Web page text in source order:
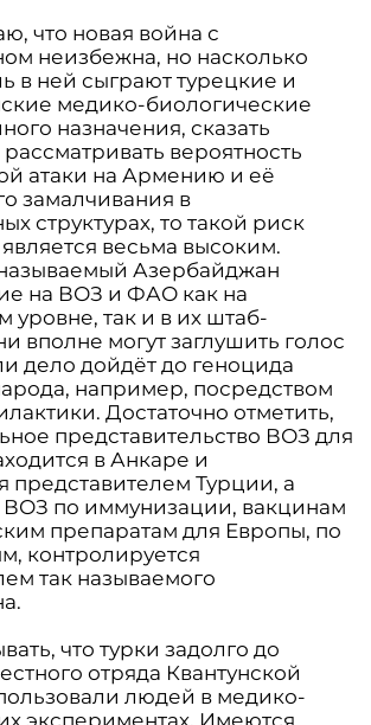
что новая война с
неизбежна, но насколько
в ней сыграют турецкие и
медико-биологические
назначения, сказать
вероятность
атаки на Армению и её
замалчивания в
структурах, то такой риск
весьма высоким.
Азербайджан
на ВОЗ и ФАО как на
уровне, так и в их штаб-
вполне могут заглушить голос
дело дойдёт до геноцида
например, посредством
Достаточно отметить,
представительство ВОЗ для
в Анкаре и
представителем Турции, а
по иммунизации, вакцинам
препаратам для Европы, по
контролируется
так называемого
что турки задолго до
отряда Квантунской
людей в медико-